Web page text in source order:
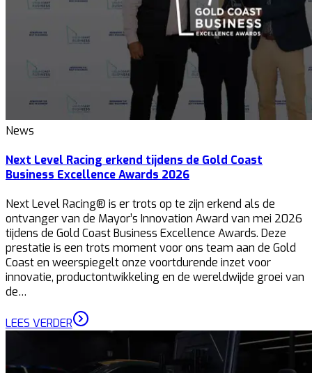
News
Next Level Racing erkend tijdens de Gold Coast
Business Excellence Awards 2026
Next Level Racing® is er trots op te zijn erkend als de
ontvanger van de Mayor’s Innovation Award van mei 2026
tijdens de Gold Coast Business Excellence Awards. Deze
prestatie is een trots moment voor ons team aan de Gold
Coast en weerspiegelt onze voortdurende inzet voor
innovatie, productontwikkeling en de wereldwijde groei van
de…
LEES VERDER